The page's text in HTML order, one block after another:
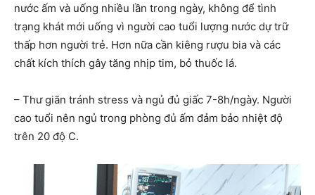
nước ấm và uống nhiều lần trong ngày, không để tình
trạng khát mới uống vì người cao tuổi lượng nước dự trữ
thấp hơn người trẻ. Hơn nữa cần kiêng rượu bia và các
chất kích thích gây tăng nhịp tim, bỏ thuốc lá.
– Thư giãn tránh stress và ngủ đủ giấc 7-8h/ngày. Người
cao tuổi nên ngủ trong phòng đủ ấm đảm bảo nhiệt độ
trên 20 độ C.